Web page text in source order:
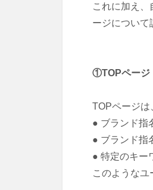
これに加え
ージについて
①TOPページ
TOPページは
● ブランド指
● ブランド指
● 特定のキー
このような